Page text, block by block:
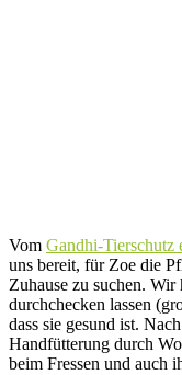
Vom Gandhi-Tierschutz
uns bereit, für Zoe die
Zuhause zu suchen.
durchchecken lassen
dass sie gesund ist.
Handfütterung durch
beim Fressen und auch